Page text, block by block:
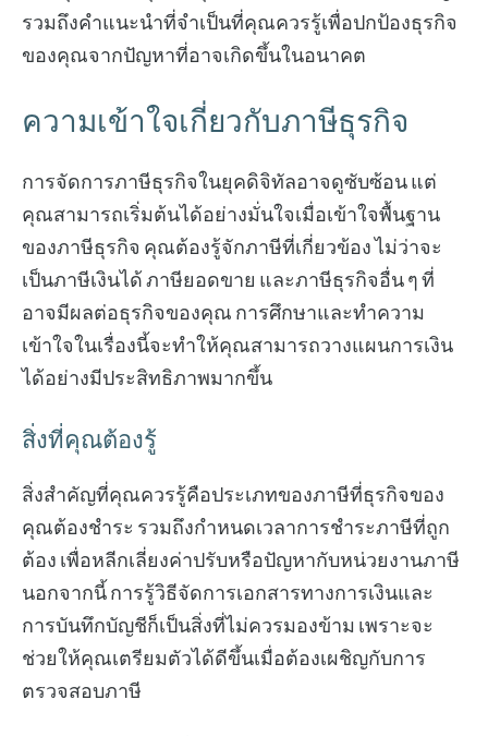
รวมถึงคำแนะนำที่จำเป็นที่คุณควรรู้เพื่อปกป้องธุรกิจ
ของคุณจากปัญหาที่อาจเกิดขึ้นในอนาคต
ความเข้าใจเกี่ยวกับภาษีธุรกิจ
การจัดการภาษีธุรกิจในยุคดิจิทัลอาจดูซับซ้อน แต่
คุณสามารถเริ่มต้นได้อย่างมั่นใจเมื่อเข้าใจพื้นฐาน
ของภาษีธุรกิจ คุณต้องรู้จักภาษีที่เกี่ยวข้อง ไม่ว่าจะ
เป็นภาษีเงินได้ ภาษียอดขาย และภาษีธุรกิจอื่น ๆ ที่
อาจมีผลต่อธุรกิจของคุณ การศึกษาและทำความ
เข้าใจในเรื่องนี้จะทำให้คุณสามารถวางแผนการเงิน
ได้อย่างมีประสิทธิภาพมากขึ้น
สิ่งที่คุณต้องรู้
สิ่งสำคัญที่คุณควรรู้คือประเภทของภาษีที่ธุรกิจของ
คุณต้องชำระ รวมถึงกำหนดเวลาการชำระภาษีที่ถูก
ต้อง เพื่อหลีกเลี่ยงค่าปรับหรือปัญหากับหน่วยงานภาษี
นอกจากนี้ การรู้วิธีจัดการเอกสารทางการเงินและ
การบันทึกบัญชีก็เป็นสิ่งที่ไม่ควรมองข้าม เพราะจะ
ช่วยให้คุณเตรียมตัวได้ดีขึ้นเมื่อต้องเผชิญกับการ
ตรวจสอบภาษี